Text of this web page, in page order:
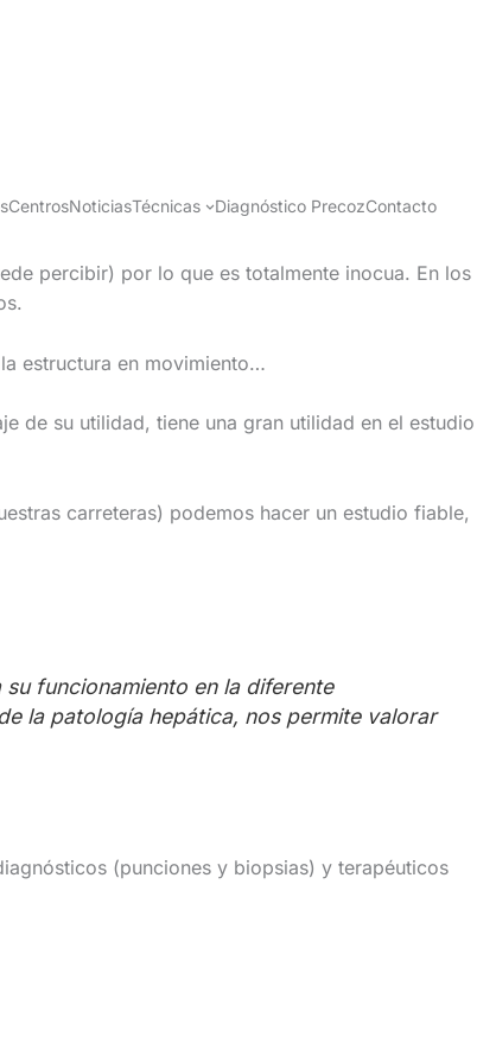
CentrosNoticiasTécnicas Diagnóstico PrecozContacto
percibir) por lo que es totalmente inocua. En los
estructura en movimiento…
de su utilidad, tiene una gran utilidad en el estudio
carreteras) podemos hacer un estudio fiable,
funcionamiento en la diferente
la patología hepática, nos permite valorar
(punciones y biopsias) y terapéuticos